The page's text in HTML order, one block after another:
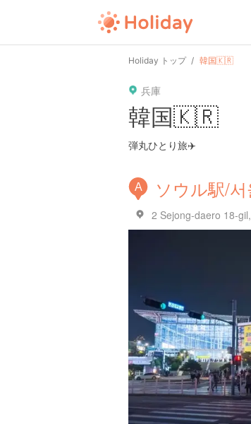
Holiday トップ 韓国🇰🇷
兵庫
韓国🇰🇷
弾丸ひとり旅✈️
A ソウル駅/서